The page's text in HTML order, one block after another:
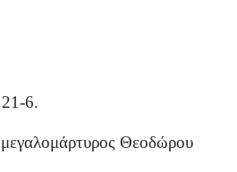
6.
Θεοδώρου